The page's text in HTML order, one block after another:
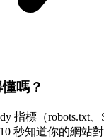
嗎？
指標（robots.txt、
秒知道你的網站對